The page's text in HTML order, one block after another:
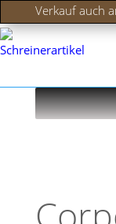
Verkauf auch